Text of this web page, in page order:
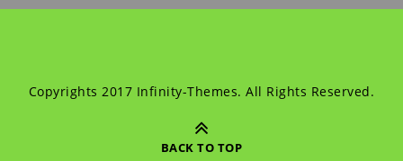
Copyrights 2017 Infinity-Themes. All Rights Reserved.
BACK TO TOP